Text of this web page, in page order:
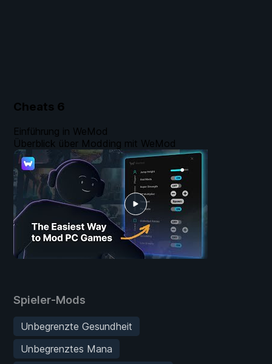
Cheats 6
Spieler-Mods
Unbegrenzte Gesundheit
Unbegrenztes Mana
Einführung in WeMod
Überblick über Modding mit WeMod